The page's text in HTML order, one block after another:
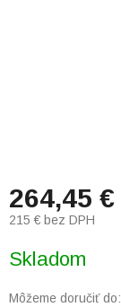
264,45 €
215 € bez DPH
cena:
Skladom
Môžeme doručiť do: